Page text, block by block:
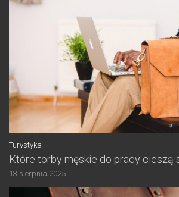
Turystyka
Które torby męskie do pracy cieszą
13 sierpnia 2025